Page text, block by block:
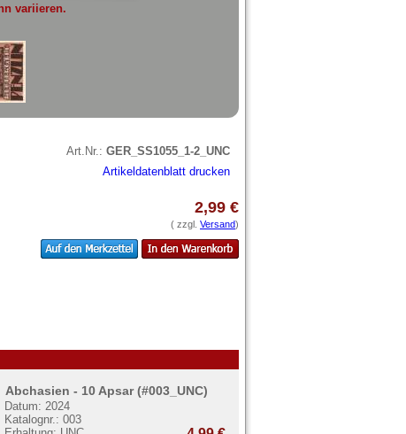
variieren.
Art.Nr.: GER_SS1055_1-2_UNC
Artikeldatenblatt drucken
2,99 €
( zzgl. Versand)
Abchasien - 10 Apsar (#003_UNC)
Datum: 2024
Katalognr.: 003